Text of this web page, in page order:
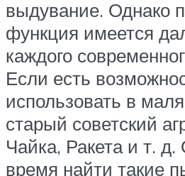
выдувание. Однако
функция имеется
каждого
Если есть
использовать в
старый советский
Чайка, Ракета и т.
время найти такие